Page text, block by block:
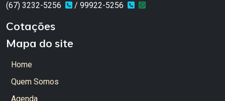
(67) 3232-5256
/ 99922-5256
Cotações
Mapa do site
Home
Quem Somos
Agenda